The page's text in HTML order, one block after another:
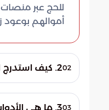
للحج عبر منصات
أموالهم بوعود
022. كيف استدرج الجناة ضحاياهم وما هي الوعود التي قدموها؟
خدمات وتصاريح033. ما هي الأدوات والمضبوطات التي عُثر عليها بحوزة المتهمين؟